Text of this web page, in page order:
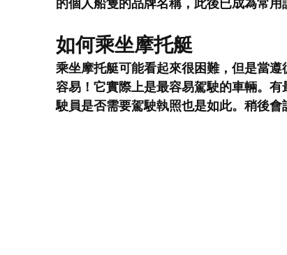
如何乘坐摩托艇
乘坐摩托艇可能看起來很困難，但是當
容易！它實際上是最容易駕駛的車輛。
駛員是否需要駕駛執照也是如此。稍後會